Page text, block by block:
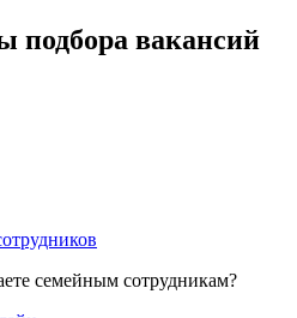
вакансий
семейным сотрудникам?